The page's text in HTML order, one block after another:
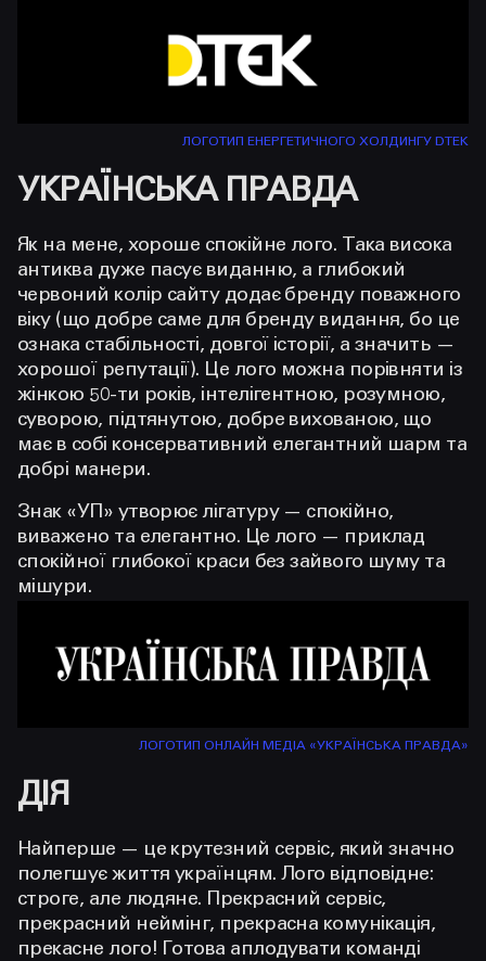
ЛОГОТИП ЕНЕРГЕТИЧНОГО ХОЛДИНГУ DTEK
УКРАЇНСЬКА ПРАВДА
Як на мене, хороше спокійне лого. Така висока
антиква дуже пасує виданню, а глибокий
червоний колір сайту додає бренду поважного
віку (що добре саме для бренду видання, бо це
ознака стабільності, довгої історії, а значить —
хорошої репутації). Це лого можна порівняти із
жінкою 50-ти років, інтелігентною, розумною,
суворою, підтянутою, добре вихованою, що
має в собі консервативний елегантний шарм та
добрі манери.
Знак «УП» утворює лігатуру — спокійно,
виважено та елегантно. Це лого — приклад
спокійної глибокої краси без зайвого шуму та
мішури.
ЛОГОТИП ОНЛАЙН МЕДІА «УКРАЇНСЬКА ПРАВДА»
ДІЯ
Найперше — це крутезний сервіс, який значно
полегшує життя українцям. Лого відповідне:
строге, але людяне. Прекрасний сервіс,
прекрасний неймінг, прекрасна комунікація,
прекасне лого! Готова аплодувати команді